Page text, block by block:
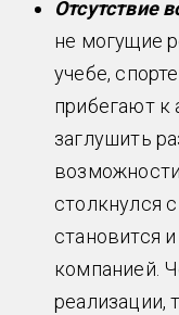
Отсутствие
не могущие
учебе,
прибегают к
заглушить
столкнулся
становится
компанией.
реализации,